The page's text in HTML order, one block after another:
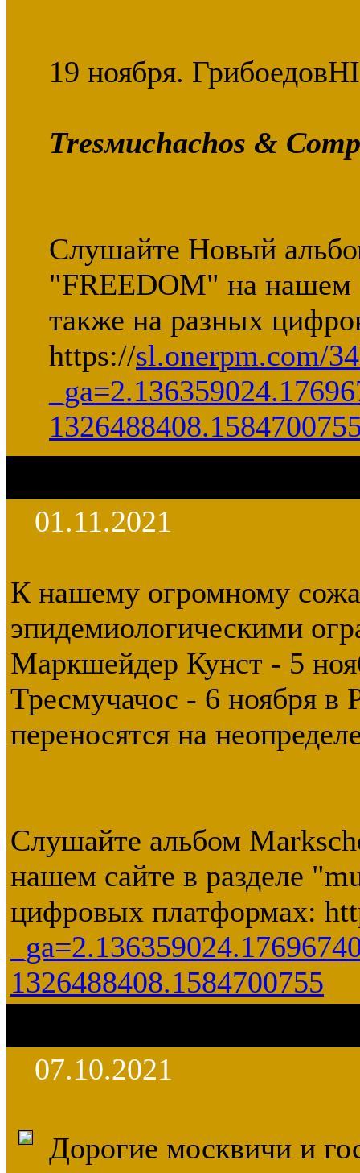
19 ноября.
Tresмuchachos &
Слушайте Новый
"FREEDOM" на нашем
также на разных
https://sl.onerpm.com/
01.11.2021
К нашему огромному
эпидемиологическими
Маркшейдер Кунст - 5
Тресмучачос - 6 ноября
переносятся на
Слушайте альбом
нашем сайте в разделе
цифровых платформах:
1326488408.1584700755
07.10.2021
Дорогие москвичи и